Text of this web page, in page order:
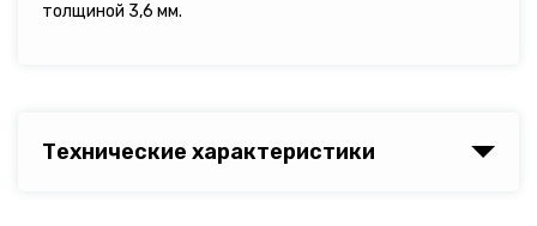
толщиной 3,6 мм.
Технические характеристики